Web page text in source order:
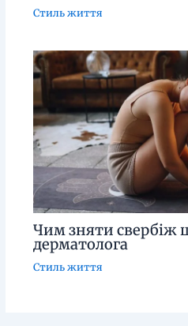
Стиль життя
Чим зняти свербіж
дерматолога
Стиль життя